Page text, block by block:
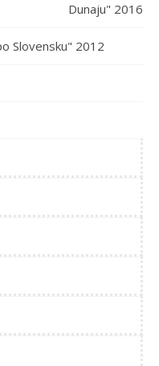
Dunaju" 2016
Slovensku" 2012